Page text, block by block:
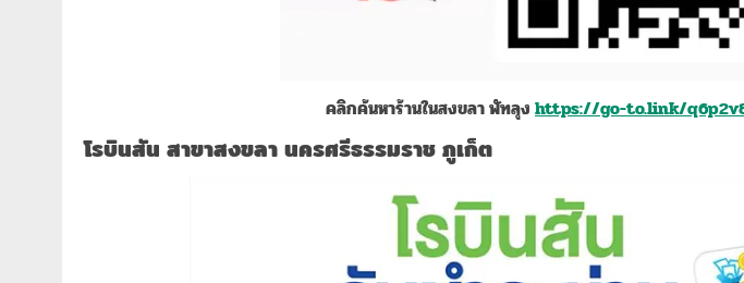
คลิกค้นหาร้านในสงขลา พัทลุง https://go-to.link/
โรบินสัน สาขาสงขลา นครศรีธรรมราช ภูเก็ต